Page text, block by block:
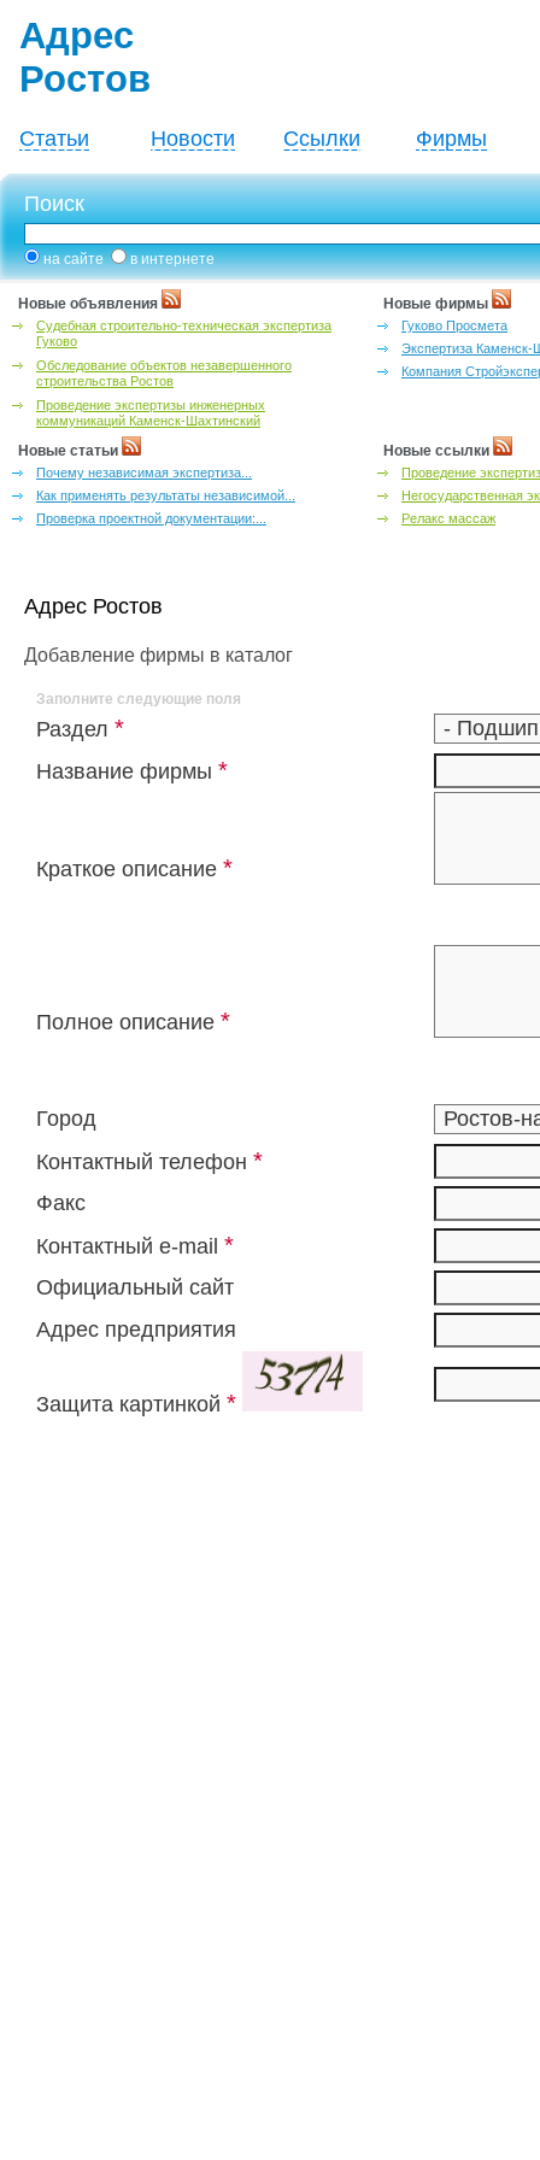
Адрес
Ростов
Статьи Новости Ссылки Фирмы
Поиск
на сайте в интернете
Новые объявления
Судебная строительно-техническая экспертиза
Гуково
Обследование объектов незавершенного
строительства Ростов
Проведение экспертизы инженерных
коммуникаций Каменск-Шахтинский
Новые фирмы
Гуково Просмета
Экспертиза Каменск-
Компания
Новые статьи
Почему независимая экспертиза...
Как применять результаты независимой...
Проверка проектной документации:...
Новые ссылки
Проведение
Негосударственная
Релакс массаж
Адрес Ростов
Добавление фирмы в каталог
Заполните следующие поля
Раздел *
Название фирмы *
Краткое описание *
Полное описание *
Город
Контактный телефон *
Факс
Контактный e-mail *
Официальный сайт
Адрес предприятия
Защита картинкой *